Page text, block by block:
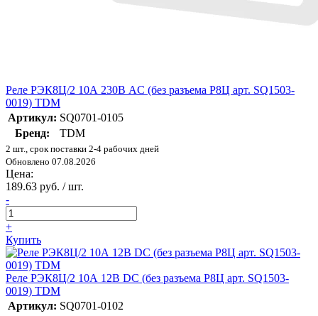
Реле РЭК8Ц/2 10А 230В AC (без разъема Р8Ц арт. SQ1503-
0019) TDM
Артикул: SQ0701-0105
Бренд:
TDM
2 шт., срок поставки 2-4 рабочих дней
Обновлено 07.08.2026
Цена:
189.63 руб. / шт.
-
+
Купить
Реле РЭК8Ц/2 10А 12В DC (без разъема Р8Ц арт. SQ1503-
0019) TDM
Артикул: SQ0701-0102